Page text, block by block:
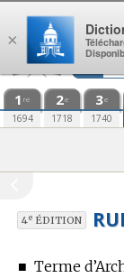
Aller au contenu
1 re
1694
2e
1718
3e
1740
4eÉDITION
■ Terme
×